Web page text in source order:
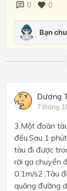
0 0
Dương
7 tháng
3.Một đoàn
đều.Sau 1
tàu đi được
rời ga chuyển
0,1m/s2 .Tàu
quãng đường